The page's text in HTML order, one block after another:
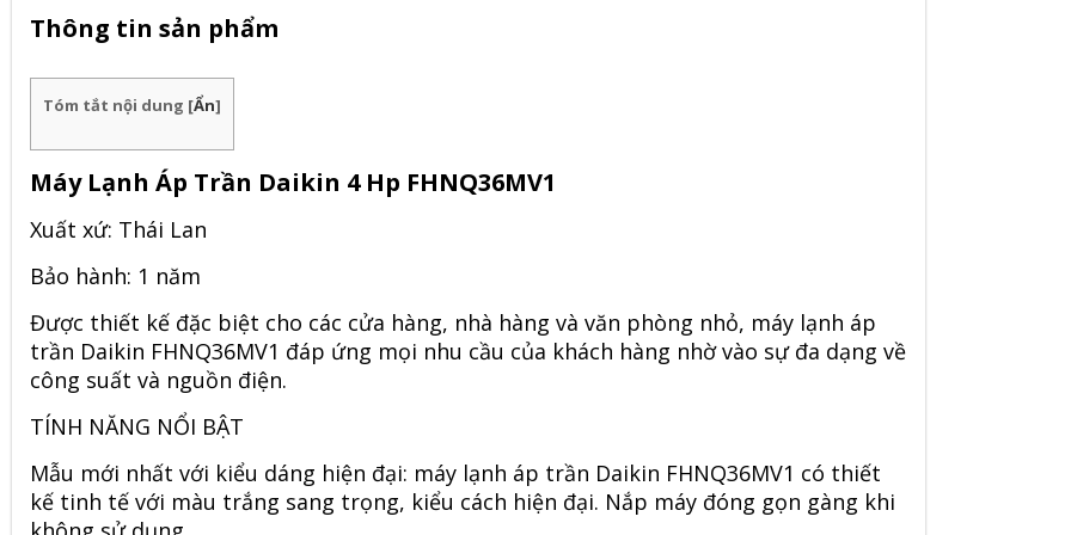
Thông tin sản phẩm
Tóm tắt nội dung [Ẩn]
Máy Lạnh Áp Trần Daikin 4 Hp FHNQ36MV1
Xuất xứ: Thái Lan
Bảo hành: 1 năm
Được thiết kế đặc biệt cho các cửa hàng, nhà hàng và văn phòng nhỏ, máy lạnh áp
trần Daikin FHNQ36MV1 đáp ứng mọi nhu cầu của khách hàng nhờ vào sự đa dạng về
công suất và nguồn điện.
TÍNH NĂNG NỔI BẬT
Mẫu mới nhất với kiểu dáng hiện đại: máy lạnh áp trần Daikin FHNQ36MV1 có thiết
kế tinh tế với màu trắng sang trọng, kiểu cách hiện đại. Nắp máy đóng gọn gàng khi